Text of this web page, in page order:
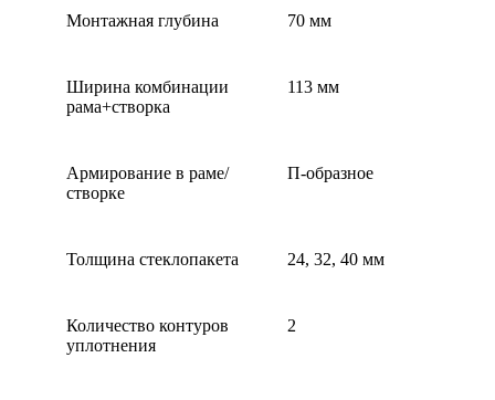
Монтажная глубина 70 мм
Ширина комбинации
рама+створка
113 мм
Армирование в раме/
створке
П-образное
Толщина стеклопакета 24, 32, 40 мм
Количество контуров
уплотнения
2